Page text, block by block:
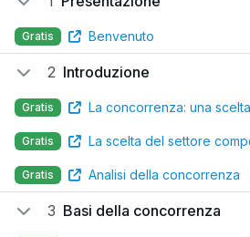
Gratis Benvenuto
2 Introduzione
Gratis La concorrenza: una
Gratis La scelta del settore
Gratis Analisi della concorrenza
3 Basi della concorrenza